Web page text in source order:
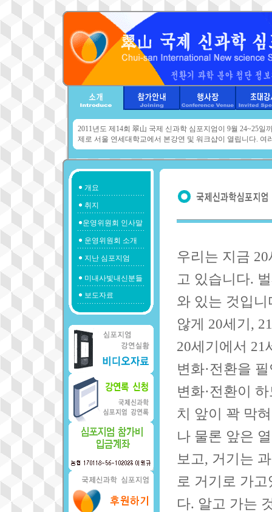
2011년도 제14회 翠山 국제 신과학 심포지엄이 9월 24~25일
제로 서울 연세대학교에서 본강연 및 워크샵이 열립니다. 여
개요
취지
운영위원회 인사말
운영위원회 소개
지난 심포지엄
미내사빛내신분들
보도자료
우리는 지금
고 있습니다.
와 있는 것입
않게 20세기,
20세기에서 21
변화·전환을
변화·전환이
치 앞이 꽉 막
나 물론 앞은
보고, 거기는
로 거기로 가
다. 알고 가는